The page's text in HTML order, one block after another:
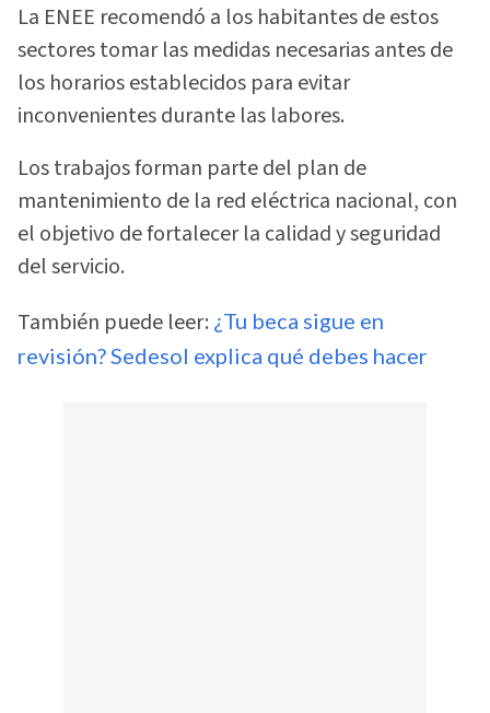
La ENEE recomendó a los habitantes de estos
sectores tomar las medidas necesarias antes de
los horarios establecidos para evitar
inconvenientes durante las labores.
Los trabajos forman parte del plan de
mantenimiento de la red eléctrica nacional, con
el objetivo de fortalecer la calidad y seguridad
del servicio.
También puede leer: ¿Tu beca sigue en
revisión? Sedesol explica qué debes hacer